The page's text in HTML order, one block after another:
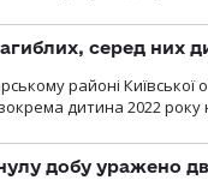
серед них
районі Київської
дитина 2022
добу уражено